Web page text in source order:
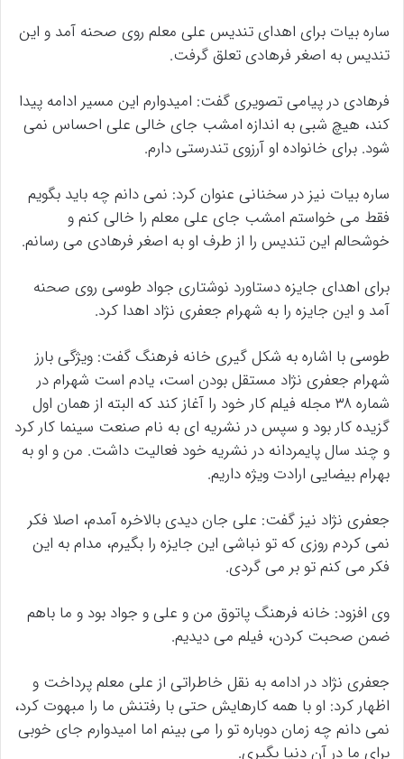
ساره بیات برای اهدای تندیس علی معلم روی صحنه آمد و این
تندیس به اصغر فرهادی تعلق گرفت.
فرهادی در پیامی تصویری گفت: امیدوارم این مسیر ادامه پیدا
کند، هیچ شبی به اندازه امشب جای خالی علی احساس نمی
شود. برای خانواده او آرزوی تندرستی دارم.
ساره بیات نیز در سخنانی عنوان کرد: نمی دانم چه باید بگویم
فقط می خواستم امشب جای علی معلم را خالی کنم و
خوشحالم این تندیس را از طرف او به اصغر فرهادی می رسانم.
برای اهدای جایزه دستاورد نوشتاری جواد طوسی روی صحنه
آمد و این جایزه را به شهرام جعفری نژاد اهدا کرد.
طوسی با اشاره به شکل گیری خانه فرهنگ گفت: ویژگی بارز
شهرام جعفری نژاد مستقل بودن است، یادم است شهرام در
شماره ۳۸ مجله فیلم کار خود را آغاز کند که البته از همان اول
گزیده کار بود و سپس در نشریه ای به نام صنعت سینما کار کرد
و چند سال پایمردانه در نشریه خود فعالیت داشت. من و او به
بهرام بیضایی ارادت ویژه داریم.
جعفری نژاد نیز گفت: علی جان دیدی بالاخره آمدم، اصلا فکر
نمی کردم روزی که تو نباشی این جایزه را بگیرم، مدام به این
فکر می کنم تو بر می گردی.
وی افزود: خانه فرهنگ پاتوق من و علی و جواد بود و ما باهم
ضمن صحبت کردن، فیلم می دیدیم.
جعفری نژاد در ادامه به نقل خاطراتی از علی معلم پرداخت و
اظهار کرد: او با همه کارهایش حتی با رفتنش ما را مبهوت کرد،
نمی دانم چه زمان دوباره تو را می بینم اما امیدوارم جای خوبی
برای ما در آن دنیا بگیری.